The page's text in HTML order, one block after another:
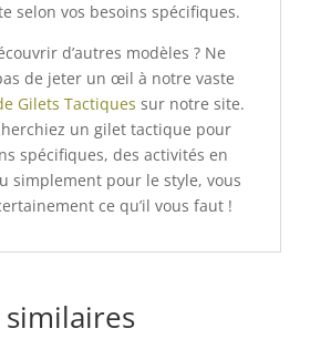
selon vos besoins spécifiques.
d’autres modèles ? Ne
de jeter un œil à notre vaste
Gilets Tactiques sur notre site.
un gilet tactique pour
spécifiques, des activités en
simplement pour le style, vous
ce qu’il vous faut !